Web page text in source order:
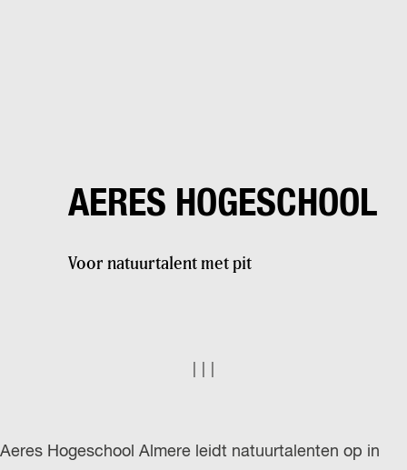
AERES HOGESCHOOL
Voor natuurtalent met pit
Aeres Hogeschool Almere leidt natuurtalenten op in